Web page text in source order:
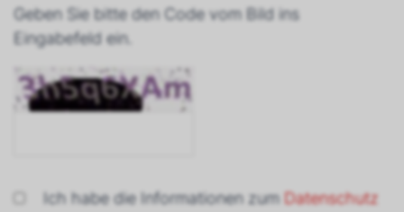
Geben Sie bitte den Code vom Bild ins
Eingabefeld ein.
Ich habe die Informationen zum Datenschutz